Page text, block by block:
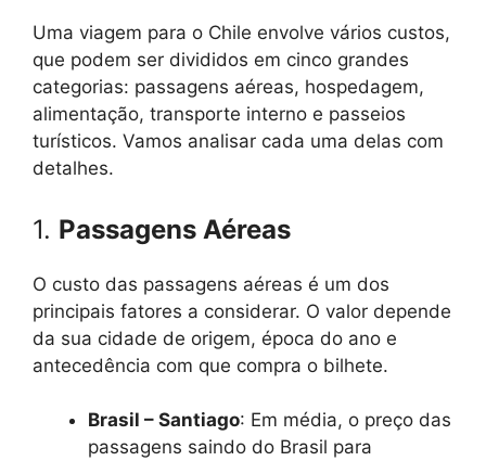
Uma viagem para o Chile envolve vários custos,
que podem ser divididos em cinco grandes
categorias: passagens aéreas, hospedagem,
alimentação, transporte interno e passeios
turísticos. Vamos analisar cada uma delas com
detalhes.
1. Passagens Aéreas
O custo das passagens aéreas é um dos
principais fatores a considerar. O valor depende
da sua cidade de origem, época do ano e
antecedência com que compra o bilhete.
Brasil – Santiago: Em média, o preço das
passagens saindo do Brasil para